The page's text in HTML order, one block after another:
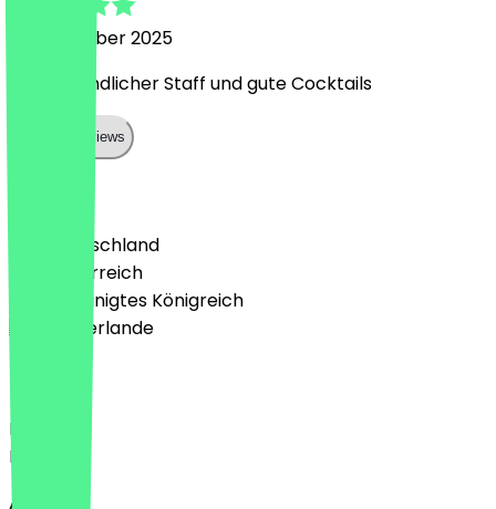
15. November 2025
Sehr freundlicher Staff und gute Cocktails
Show all reviews
🇩🇪 Deutschland
🇦🇹 Österreich
🇬🇧 Vereinigtes Königreich
🇳🇱 Niederlande
Deutsch
English